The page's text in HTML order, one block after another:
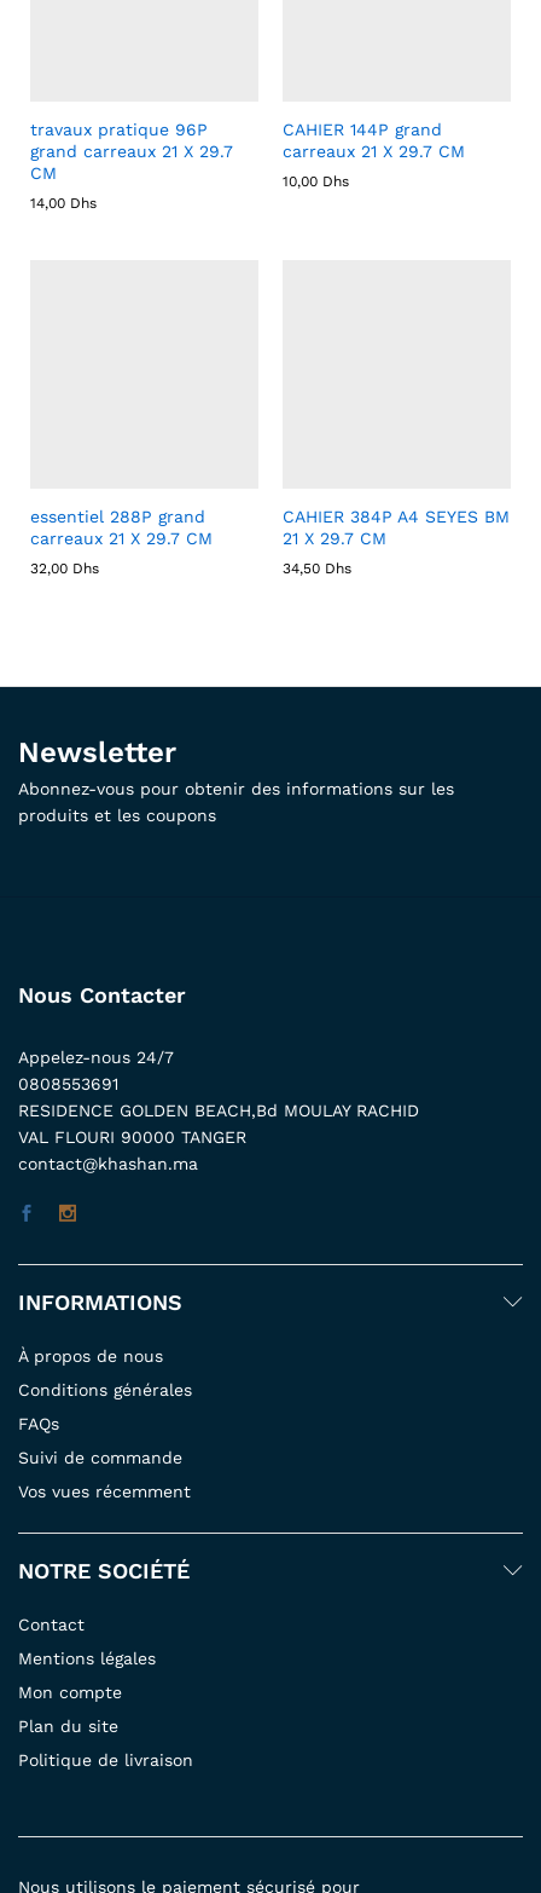
travaux pratique 96P
grand carreaux 21 X 29.7
CM
14,00 Dhs
CAHIER 144P grand
carreaux 21 X 29.7 CM
10,00 Dhs
essentiel 288P grand
carreaux 21 X 29.7 CM
32,00 Dhs
CAHIER 384P A4 SEYES BM
21 X 29.7 CM
34,50 Dhs
Newsletter
Abonnez-vous pour obtenir des informations sur les
produits et les coupons
Nous Contacter
Appelez-nous 24/7
0808553691
RESIDENCE GOLDEN BEACH,Bd MOULAY RACHID
VAL FLOURI 90000 TANGER
contact@khashan.ma
INFORMATIONS
À propos de nous
Conditions générales
FAQs
Suivi de commande
Vos vues récemment
NOTRE SOCIÉTÉ
Contact
Mentions légales
Mon compte
Plan du site
Politique de livraison
Nous utilisons le paiement sécurisé pour